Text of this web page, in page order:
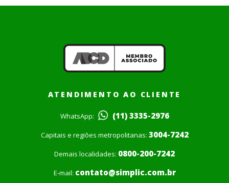
ATENDIMENTO AO CLIENTE
WhatsApp: (11) 3335-2976
Capitais e regiões metropolitanas: 3004-7242
Demais localidades: 0800-200-7242
E-mail: contato@simplic.com.br